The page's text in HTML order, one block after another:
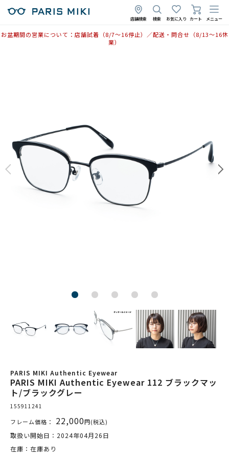
店舗検索 検索 お気に入り カート メニュー
お盆期間の営業について：店舗試着（8/7〜16停止）／配送・問合せ（8/13〜16休
業）
PARIS MIKI Authentic Eyewear
PARIS MIKI Authentic Eyewear 112 ブラックマッ
ト/ブラックグレー
155911241
フレーム価格： 22,000円(税込)
取扱い開始日：2024年04月26日
在庫：在庫あり